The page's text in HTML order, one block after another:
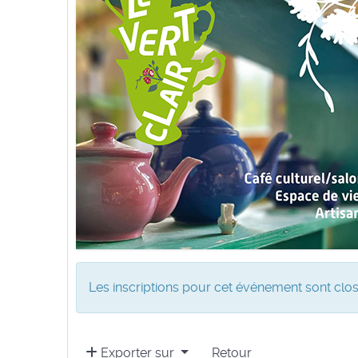
Les inscriptions pour cet événement sont
Exporter sur Retour